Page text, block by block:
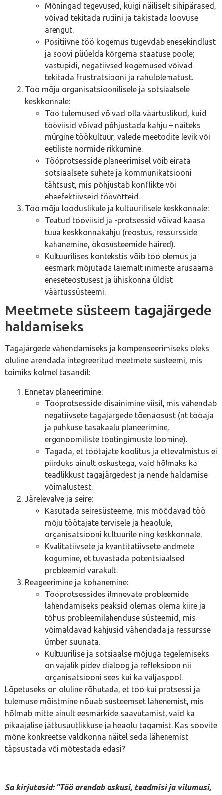
Mõningad tegevused, kuigi näiliselt sihipärased,
võivad tekitada rutiini ja takistada loovuse
arengut.
Positiivne töö kogemus tugevdab enesekindlust
ja soovi püüelda kõrgema staatuse poole;
vastupidi, negatiivsed kogemused võivad
tekitada frustratsiooni ja rahulolematust.
Töö mõju organisatsioonilisele ja sotsiaalsele
keskkonnale:
Töö tulemused võivad olla väärtuslikud, kuid
tööviisid võivad põhjustada kahju – näiteks
mürgine töökultuur, valede meetodite levik või
eetiliste normide rikkumine.
Tööprotsesside planeerimisel võib eirata
sotsiaalsete suhete ja kommunikatsiooni
tähtsust, mis põhjustab konflikte või
ebaefektiivseid töövõtteid.
Töö mõju looduslikule ja kultuurilisele keskkonnale:
Teatud tööviisid ja -protsessid võivad kaasa
tuua keskkonnakahju (reostus, ressursside
kahanemine, ökosüsteemide häired).
Kultuurilises kontekstis võib töö olemus ja
eesmärk mõjutada laiemalt inimeste arusaama
eneseteostusest ja ühiskonna üldist
väärtussüsteemi.
Meetmete süsteem tagajärgede
haldamiseks
Tagajärgede vähendamiseks ja kompenseerimiseks oleks
oluline arendada integreeritud meetmete süsteemi, mis
toimiks kolmel tasandil:
Ennetav planeerimine:
Tööprotsesside disainimine viisil, mis vähendab
negatiivsete tagajärgede tõenäosust (nt tööaja
ja puhkuse tasakaalu planeerimine,
ergonoomiliste töötingimuste loomine).
Tagada, et töötajate koolitus ja ettevalmistus ei
piirduks ainult oskustega, vaid hõlmaks ka
teadlikkust tagajärgedest ja nende haldamise
võimalustest.
Järelevalve ja seire:
Kasutada seiresüsteeme, mis mõõdavad töö
mõju töötajate tervisele ja heaolule,
organisatsiooni kultuurile ning keskkonnale.
Kvalitatiivsete ja kvantitatiivsete andmete
kogumine, et tuvastada potentsiaalsed
probleemid varakult.
Reageerimine ja kohanemine:
Tööprotsessides ilmnevate probleemide
lahendamiseks peaksid olemas olema kiire ja
tõhus probleemilahenduse süsteemid, mis
võimaldavad kahjusid vähendada ja ressursse
ümber suunata.
Kultuurilise ja sotsiaalse mõjuga tegelemiseks
on vajalik pidev dialoog ja refleksioon nii
organisatsiooni sees kui ka väljaspool.
Lõpetuseks on oluline rõhutada, et töö kui protsessi ja
tulemuse mõistmine nõuab süsteemset lähenemist, mis
hõlmab mitte ainult eesmärkide saavutamist, vaid ka
pikaajalise jätkusuutlikkuse ja heaolu tagamist. Kas soovite
mõne konkreetse valdkonna näitel seda lähenemist
täpsustada või mõtestada edasi?
Sa kirjutasid: “Töö arendab oskusi, teadmisi ja vilumusi,